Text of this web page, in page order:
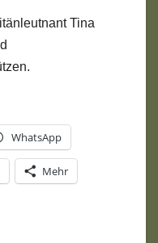
Tina
WhatsApp
Mehr